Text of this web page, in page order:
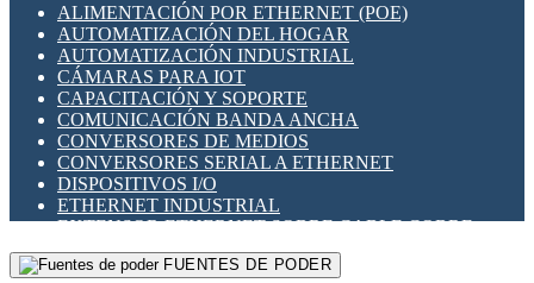
SENSORES INDUCTIVOS
TEMPORIZADORES
VARIACS
VARIADORES DE FRECUENCIA [VDF]
SECCIONADORES - INTERRUPTORES
MAQUINARIA
HERRAMIENTAS VARIAS
ILUMINACIÓN LED
INTERRUPTORES REED
INTERFACES DE RELÉ
OTROS RELÉS
PROTECCIÓN TÉRMICA
RELÉS AUTOMOTRICES
RELÉS DE SEÑAL
RELÉS DE ESTADO SÓLIDO SSR
RELÉS INDUSTRIALES
RELÉS MINIATURA DE POTENCIA
SENSORES MAGNÉTICOS
ALIMENTACIÓN POR ETHERNET (POE)
AUTOMATIZACIÓN DEL HOGAR
AUTOMATIZACIÓN INDUSTRIAL
CÁMARAS PARA IOT
CAPACITACIÓN Y SOPORTE
COMUNICACIÓN BANDA ANCHA
CONVERSORES DE MEDIOS
CONVERSORES SERIAL A ETHERNET
DISPOSITIVOS I/O
ETHERNET INDUSTRIAL
EXTENSOR ETHERNET SOBRE CABLE COBRE
GATEWAY LORAWAN
GESTIÓN DE REDESFUENTES DE PODER